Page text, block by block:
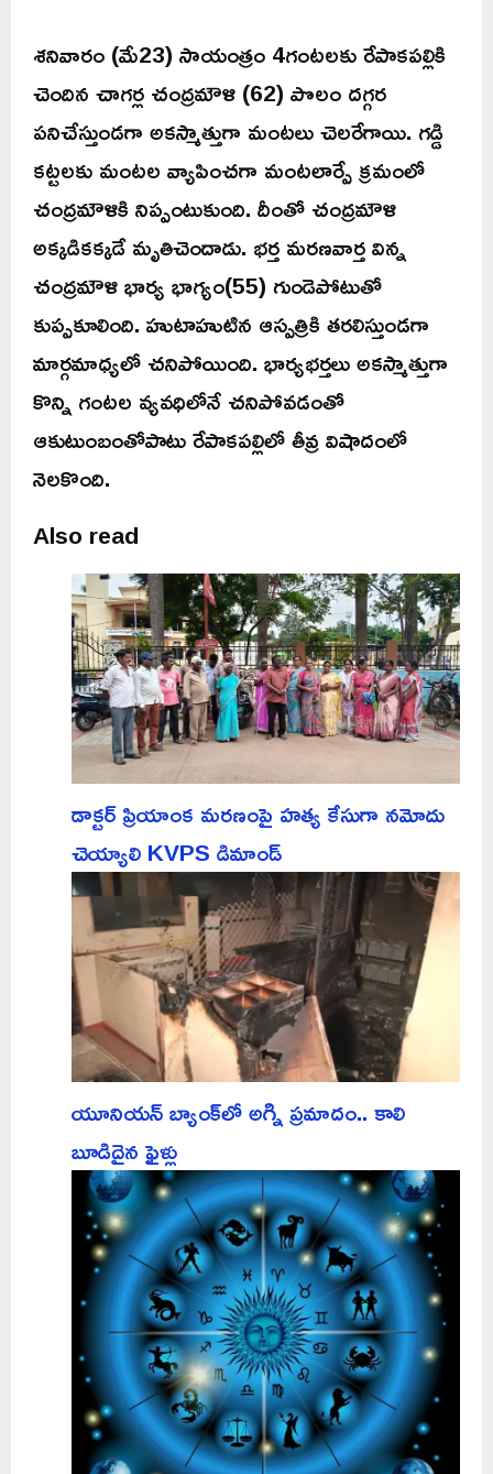
శనివారం (మే23) సాయంత్రం 4గంటలకు రేపాకపల్లికి
చెందిన చాగర్ల చంద్రమౌళి (62) పొలం దగ్గర
పనిచేస్తుండగా అకస్మాత్తుగా మంటలు చెలరేగాయి. గడ్డి
కట్టలకు మంటల వ్యాపించగా మంటలార్పే క్రమంలో
చంద్రమౌళికి నిప్పంటుకుంది. దీంతో చంద్రమౌళి
అక్కడికక్కడే మృతిచెందాడు. భర్త మరణవార్త విన్న
చంద్రమౌళి భార్య భాగ్యం(55) గుండెపోటుతో
కుప్పకూలింది. హుటాహుటిన ఆస్పత్రికి తరలిస్తుండగా
మార్గమాధ్యలో చనిపోయింది. భార్యభర్తలు అకస్మాత్తుగా
కొన్ని గంటల వ్యవధిలోనే చనిపోవడంతో
ఆకుటుంబంతోపాటు రేపాకపల్లిలో తీవ్ర విషాదంలో
నెలకొంది.
Also read
డాక్టర్ ప్రియాంక మరణంపై హత్య కేసుగా నమోదు
చెయ్యాలి KVPS డిమాండ్
యూనియన్ బ్యాంక్‌లో అగ్ని ప్రమాదం.. కాలి
బూడిదైన ఫైళ్లు